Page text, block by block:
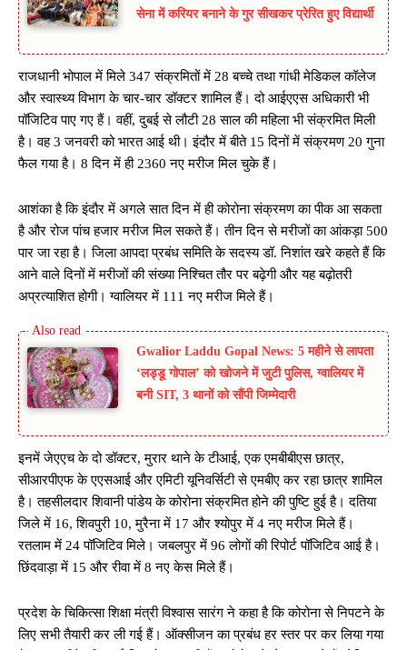
सेना में करियर बनाने के गुर सीखकर प्रेरित हुए विद्यार्थी
राजधानी भोपाल में मिले 347 संक्रमितों में 28 बच्चे तथा गांधी मेडिकल कॉलेज
और स्वास्थ्य विभाग के चार-चार डॉक्टर शामिल हैं। दो आईएएस अधिकारी भी
पॉजिटिव पाए गए हैं। वहीं, दुबई से लौटी 28 साल की महिला भी संक्रमित मिली
है। वह 3 जनवरी को भारत आई थी। इंदौर में बीते 15 दिनों में संक्रमण 20 गुना
फैल गया है। 8 दिन में ही 2360 नए मरीज मिल चुके हैं।
आशंका है कि इंदौर में अगले सात दिन में ही कोरोना संक्रमण का पीक आ सकता
है और रोज पांच हजार मरीज मिल सकते हैं। तीन दिन से मरीजों का आंकड़ा 500
पार जा रहा है। जिला आपदा प्रबंध समिति के सदस्य डॉ. निशांत खरे कहते हैं कि
आने वाले दिनों में मरीजों की संख्या निश्चित तौर पर बढ़ेगी और यह बढ़ोतरी
अप्रत्याशित होगी। ग्वालियर में 111 नए मरीज मिले हैं।
Gwalior Laddu Gopal News: 5 महीने से लापता
‘लड्डू गोपाल’ को खोजने में जुटी पुलिस, ग्वालियर में
बनी SIT, 3 थानों को सौंपी जिम्मेदारी
इनमें जेएएच के दो डॉक्टर, मुरार थाने के टीआई, एक एमबीबीएस छात्र,
सीआरपीएफ के एएसआई और एमिटी यूनिवर्सिटी से एमबीए कर रहा छात्र शामिल
है। तहसीलदार शिवानी पांडेय के कोरोना संक्रमित होने की पुष्टि हुई है। दतिया
जिले में 16, शिवपुरी 10, मुरैना में 17 और श्योपुर में 4 नए मरीज मिले हैं।
रतलाम में 24 पॉजिटिव मिले। जबलपुर में 96 लोगों की रिपोर्ट पॉजिटिव आई है।
छिंदवाड़ा में 15 और रीवा में 8 नए केस मिले हैं।
प्रदेश के चिकित्सा शिक्षा मंत्री विश्वास सारंग ने कहा है कि कोरोना से निपटने के
लिए सभी तैयारी कर ली गई हैं। ऑक्सीजन का प्रबंध हर स्तर पर कर लिया गया